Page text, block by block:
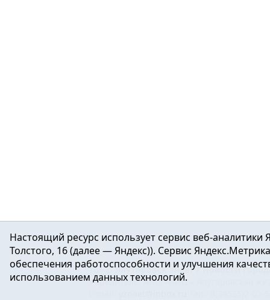
16+ ©Ялуторовск знает / Новости
Учредитель: АНО «ИИЦ « Ялуторовская
Настоящий ресурс использует сервис веб-
Толстого, 16 (далее — Яндекс)). Сервис
обеспечения работоспособности и улучшения
использованием данных технологий.